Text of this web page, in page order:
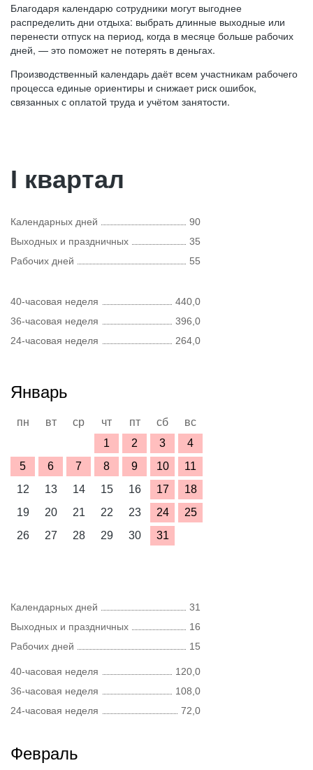
Благодаря календарю сотрудники могут выгоднее
распределить дни отдыха: выбрать длинные выходные или
перенести отпуск на период, когда в месяце больше рабочих
дней, — это поможет не потерять в деньгах.
Производственный календарь даёт всем участникам рабочего
процесса единые ориентиры и снижает риск ошибок,
связанных с оплатой труда и учётом занятости.
I квартал
Календарных дней
90
Выходных и праздничных
35
Рабочих дней
55
40-часовая неделя
440,0
36-часовая неделя
396,0
24-часовая неделя
264,0
Январь
пн вт ср чт пт сб
вс
1
2 3
4
5
6 7 8 9 10
11
12
13 14 15 16 17
18
19
20 21 22 23 24
25
26
27 28 29 30 31
Календарных дней
31
Выходных и праздничных
16
Рабочих дней
15
40-часовая неделя
120,0
36-часовая неделя
108,0
24-часовая неделя
72,0
Февраль